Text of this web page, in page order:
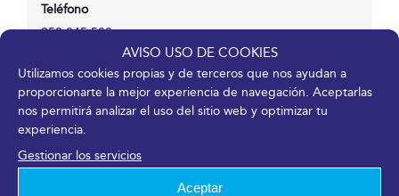
AVISO USO DE COOKIES
Utilizamos cookies propias y de terceros que nos ayudan a
proporcionarte la mejor experiencia de navegación. Aceptarlas
nos permitirá analizar el uso del sitio web y optimizar tu
experiencia.
Gestionar los servicios
Aceptar
Teléfono
952 045 500
Correo electrónico
info@fycma.com
Ver el sitio web del Organizador